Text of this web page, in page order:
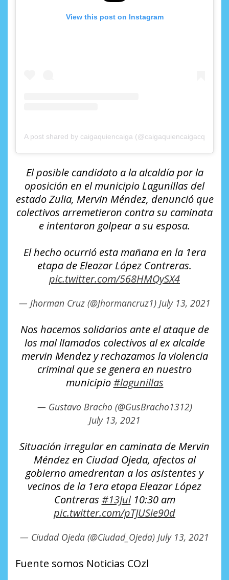
View this post on Instagram
A post shared by caigaquiencaiga (@caigaquiencaigacqctv)
El posible candidato a la alcaldía por la
oposición en el municipio Lagunillas del
estado Zulia, Mervin Méndez, denunció que
colectivos arremetieron contra su caminata
e intentaron golpear a su esposa.
El hecho ocurrió esta mañana en la 1era
etapa de Eleazar López Contreras.
pic.twitter.com/568HMQySX4
— Jhorman Cruz (@Jhormancruz1) July 13, 2021
Nos hacemos solidarios ante el ataque de
los mal llamados colectivos al ex alcalde
mervin Mendez y rechazamos la violencia
criminal que se genera en nuestro
municipio#lagunillas
— Gustavo Bracho (@GusBracho1312)
July 13, 2021
Situación irregular en caminata de Mervin
Méndez en Ciudad Ojeda, afectos al
gobierno amedrentan a los asistentes y
vecinos de la 1era etapa Eleazar López
Contreras #13Jul10:30 am
pic.twitter.com/pTJUSie90d
— Ciudad Ojeda (@Ciudad_Ojeda) July 13, 2021
Fuente somos Noticias COzl